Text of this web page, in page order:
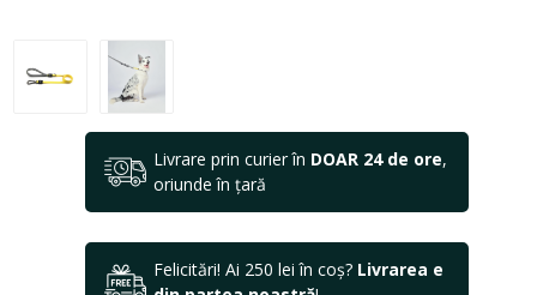
Livrare prin curier în DOAR 24 de ore,
oriunde în țară
Felicitări! Ai 250 lei în coș? Livrarea e